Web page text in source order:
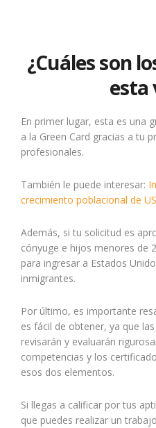
¿Cuáles son
esta
En primer lugar, esta es una
a la Green Card gracias a tu
profesionales.
También le puede interesar:
crecimiento poblacional de
Además, si tu solicitud es
cónyuge e hijos menores de
para ingresar a Estados
inmigrantes.
Por último, es importante
es fácil de obtener, ya que
revisarán y evaluarán
competencias y los
esos dos elementos.
Si llegas a calificar por tus
que puedes realizar un